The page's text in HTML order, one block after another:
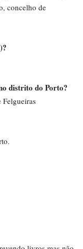
concelho de
distrito do Porto?
Felgueiras